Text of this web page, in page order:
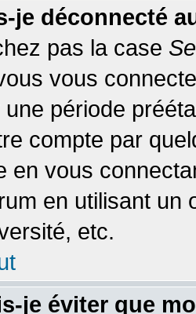
je déconnecté
pas la case
vous
période
compte par
en vous
en utilisant un
etc.
je éviter que